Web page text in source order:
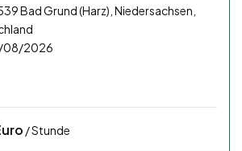
Bad Grund (Harz), Niedersachsen,
2026
/ Stunde